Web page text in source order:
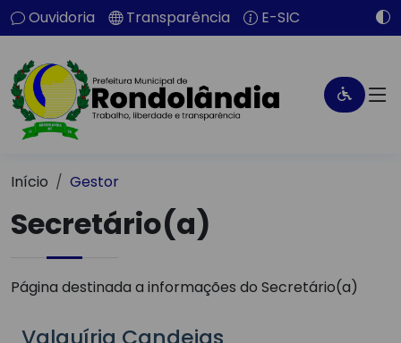
Ouvidoria Transparência E-SIC
Início Gestor
Secretário(a)
Página destinada a informações do Secretário(a)